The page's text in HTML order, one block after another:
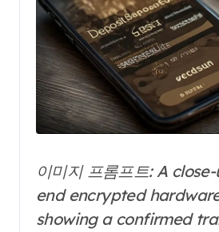
이미지 프롬프트: A
end encrypted
showing a confirmed